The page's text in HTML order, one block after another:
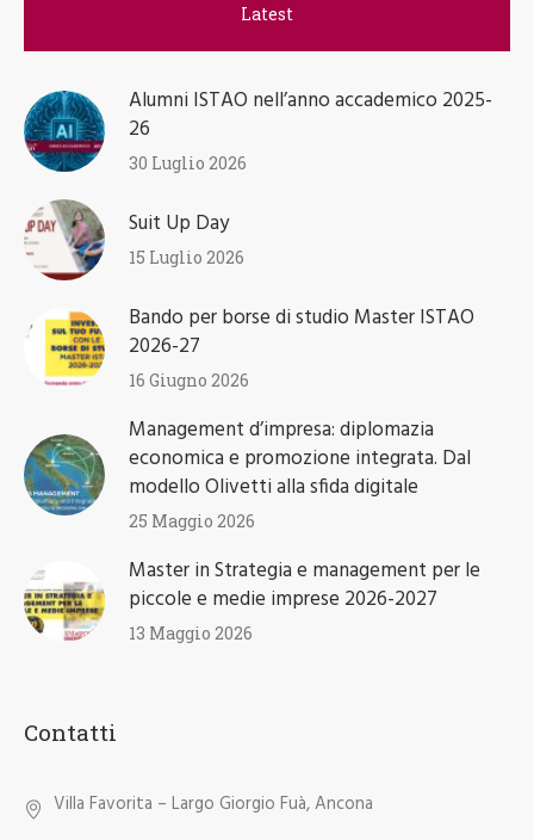
Latest
Alumni ISTAO nell’anno accademico 2025-
26
30 Luglio 2026
Suit Up Day
15 Luglio 2026
Bando per borse di studio Master ISTAO
2026-27
16 Giugno 2026
Management d’impresa: diplomazia
economica e promozione integrata. Dal
modello Olivetti alla sfida digitale
25 Maggio 2026
Master in Strategia e management per le
piccole e medie imprese 2026-2027
13 Maggio 2026
Contatti
Villa Favorita – Largo Giorgio Fuà, Ancona